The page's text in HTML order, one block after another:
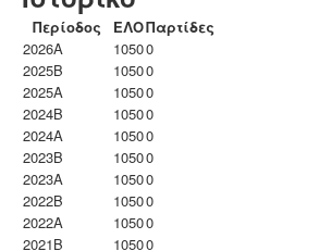
Περίοδος ΕΛΟΠαρτίδες
2026A
10500
2025B
10500
2025A
10500
2024B
10500
2024A
10500
2023B
10500
2023Α
10500
2022B
10500
2022A
10500
2021B
10500